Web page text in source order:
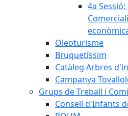
4a
Oleoturisme
Bruquetíssim
Catàleg Arbres
Campanya
Grups de Treball i
Consell d'Infants